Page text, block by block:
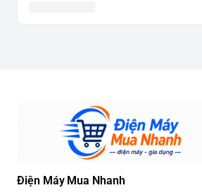
Điện Máy Mua Nhanh